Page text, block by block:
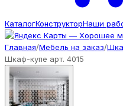
КаталогКонструкторНаши
Главная/Мебель на заказ/
Шкаф-купе арт. 4015